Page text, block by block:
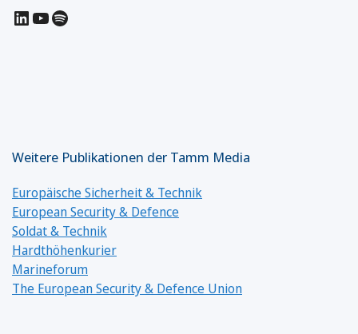
LinkedIn
YouTube
Spotify
Weitere Publikationen der Tamm Media
Europäische Sicherheit & Technik
European Security & Defence
Soldat & Technik
Hardthöhenkurier
Marineforum
The European Security & Defence Union